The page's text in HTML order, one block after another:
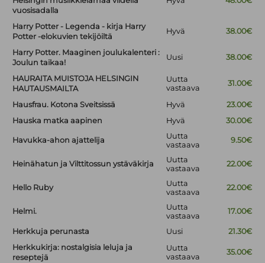
vuosisadalla
Harry Potter - Legenda - kirja Harry
Potter -elokuvien tekijöiltä
Hyvä 38.00€
Harry Potter. Maaginen joulukalenteri :
Joulun taikaa!
Uusi 38.00€
HAURAITA MUISTOJA HELSINGIN
HAUTAUSMAILTA
Uutta
vastaava
31.00€
Hausfrau. Kotona Sveitsissä Hyvä
23.00€
Hauska matka aapinen
Hyvä 30.00€
Havukka-ahon ajattelija
Uutta
vastaava
9.50€
Heinähatun ja Vilttitossun ystäväkirja
Uutta
vastaava
22.00€
Hello Ruby
Uutta
vastaava
22.00€
Helmi.
Uutta
vastaava
17.00€
Herkkuja perunasta Uusi
21.30€
Herkkukirja: nostalgisia leluja ja
reseptejä
Uutta
vastaava
35.00€